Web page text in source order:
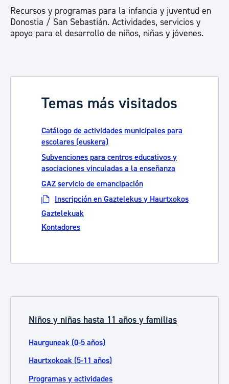
Recursos y programas para la infancia y juventud en
Donostia / San Sebastián. Actividades, servicios y
apoyo para el desarrollo de niños, niñas y jóvenes.
Temas más visitados
Catálogo de actividades municipales para
escolares (euskera)
Subvenciones para centros educativos y
asociaciones vinculadas a la enseñanza
GAZ servicio de emancipación
Inscripción en Gaztelekus y Haurtxokos
Gaztelekuak
Kontadores
Niños y niñas hasta 11 años y familias
Haurguneak (0-5 años)
Haurtxokoak (5-11 años)
Programas y actividades